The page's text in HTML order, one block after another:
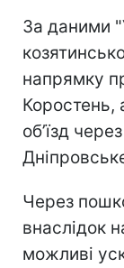
За даними
напрямку
Коростень,
обʼїзд
Через
внаслідок
можливі